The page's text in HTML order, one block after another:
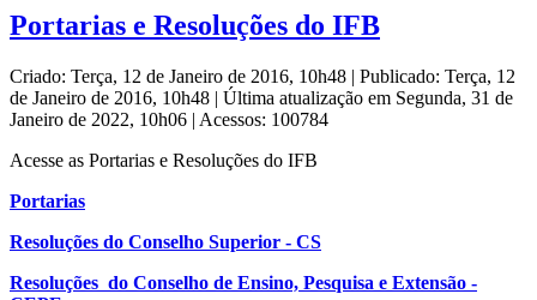
Portarias e Resoluções do IFB
Criado: Terça, 12 de Janeiro de 2016, 10h48 | Publicado: Terça, 12
de Janeiro de 2016, 10h48 | Última atualização em Segunda, 31 de
Janeiro de 2022, 10h06 | Acessos: 100784
Acesse as Portarias e Resoluções do IFB
Portarias
Resoluções do Conselho Superior - CS
Resoluções do Conselho de Ensino, Pesquisa e Extensão -